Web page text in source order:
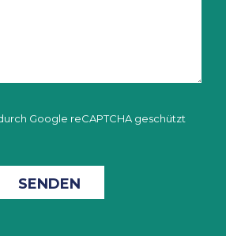
Google reCAPTCHA geschützt